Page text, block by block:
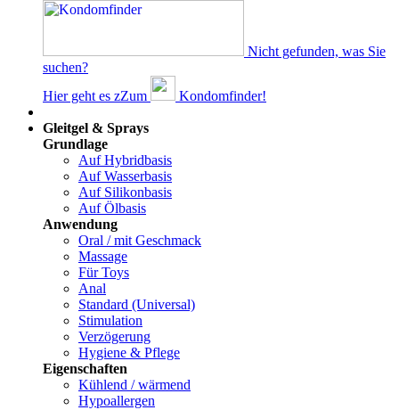
Nicht gefunden, was Sie
suchen?
Hier geht es zZum
Kondomfinder!
Gleitgel & Sprays
Grundlage
Auf Hybridbasis
Auf Wasserbasis
Auf Silikonbasis
Auf Ölbasis
Anwendung
Oral / mit Geschmack
Massage
Für Toys
Anal
Standard (Universal)
Stimulation
Verzögerung
Hygiene & Pflege
Eigenschaften
Kühlend / wärmend
Hypoallergen